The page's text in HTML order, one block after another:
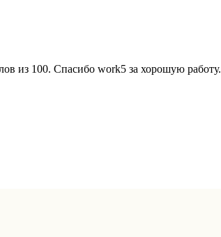
из 100. Спасибо work5 за хорошую работу.